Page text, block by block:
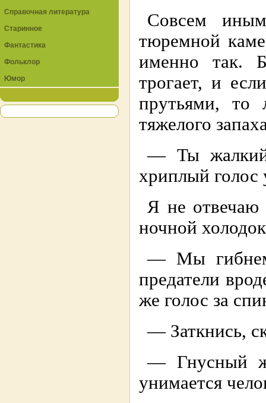
Совсем
тюремной
именно так.
трогает, и
прутьями, то
тяжелого
— Ты жалкий
хриплый голос
Я не отвечаю
ночной
— Мы
предатели
же голос за
— Заткнись,
— Гнусный
унимается
Справочная литература
Старинное
Фантастика
Фольклор
Юмор